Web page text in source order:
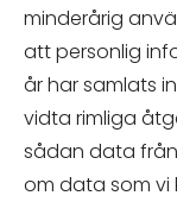
minderårig
att personlig
år har samlats
vidta rimliga
sådan data
om data som vi